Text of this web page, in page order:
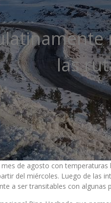
las
mes de agosto con
del miércoles. Luego de las
a ser transitables con algunas